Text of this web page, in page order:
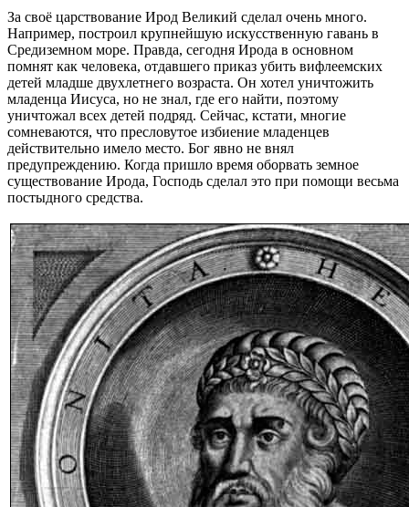
За своё царствование Ирод Великий сделал очень много.
Например, построил крупнейшую искусственную гавань в
Средиземном море. Правда, сегодня Ирода в основном
помнят как человека, отдавшего приказ убить вифлеемских
детей младше двухлетнего возраста. Он хотел уничтожить
младенца Иисуса, но не знал, где его найти, поэтому
уничтожал всех детей подряд. Сейчас, кстати, многие
сомневаются, что пресловутое избиение младенцев
действительно имело место. Бог явно не внял
предупреждению. Когда пришло время оборвать земное
существование Ирода, Господь сделал это при помощи весьма
постыдного средства.